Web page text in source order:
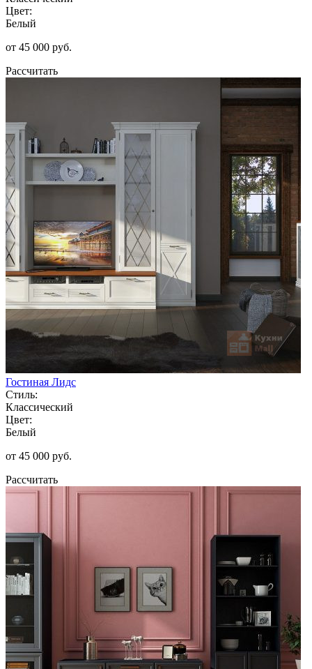
Цвет:
Белый
от 45 000 руб.
Рассчитать
Гостиная Лидс
Стиль:
Классический
Цвет:
Белый
от 45 000 руб.
Рассчитать